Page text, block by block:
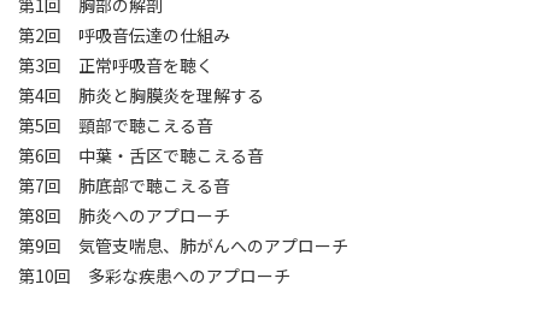
第1回 胸部の解剖
第2回 呼吸音伝達の仕組み
第3回 正常呼吸音を聴く
第4回 肺炎と胸膜炎を理解する
第5回 頸部で聴こえる音
第6回 中葉・舌区で聴こえる音
第7回 肺底部で聴こえる音
第8回 肺炎へのアプローチ
第9回 気管支喘息、肺がんへのアプローチ
第10回 多彩な疾患へのアプローチ